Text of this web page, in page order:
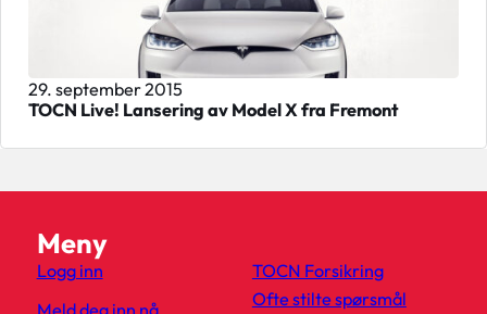
29. september 2015
TOCN Live! Lansering av Model X fra Fremont
Meny
Logg inn
TOCN Forsikring
Ofte stilte spørsmål